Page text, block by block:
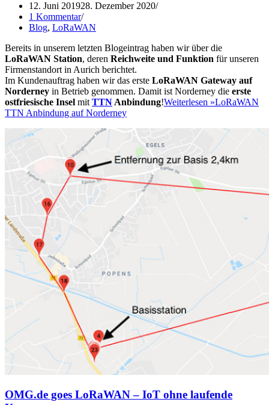
12. Juni 201928. Dezember 2020
1 Kommentar
Blog, LoRaWAN
Bereits in unserem letzten Blogeintrag haben wir über die
LoRaWAN Station, deren Reichweite und Funktion für unseren
Firmenstandort in Aurich berichtet.
Im Kundenauftrag haben wir das erste LoRaWAN Gateway auf
Norderney in Betrieb genommen. Damit ist Norderney die erste
ostfriesische Insel mit TTN Anbindung!Weiterlesen »LoRaWAN
TTN Anbindung auf Norderney
OMG.de goes LoRaWAN – IoT ohne laufende